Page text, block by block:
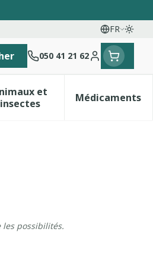
FR
Langues
050 41 21 62
Menu client
Naturopathie
menu pour la catégorie
et
insectesAfficher le sous-menu
Médicaments
Afficher
possibilités.